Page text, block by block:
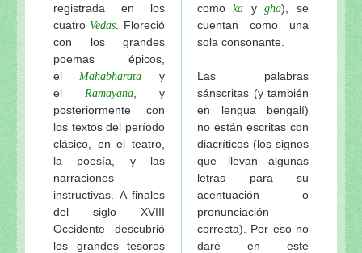
registrada en los
cuatro Vedas . Floreció
con los grandes
poemas épicos,
el Mahabharata y
el Ramayana , y
posteriormente con
los textos del período
clásico, en el teatro,
la poesía, y las
narraciones
instructivas. A finales
del siglo XVIII
Occidente descubrió
los grandes tesoros
como ka y gha), se
cuentan como una
sola consonante.
Las palabras
sánscritas (y también
en lengua bengalí)
no están escritas con
diacríticos (los signos
que llevan algunas
letras para su
acentuación o
pronunciación
correcta). Por eso no
daré en este